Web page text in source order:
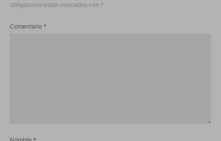
obligatorios están marcados con *
Comentario *
Nombre *